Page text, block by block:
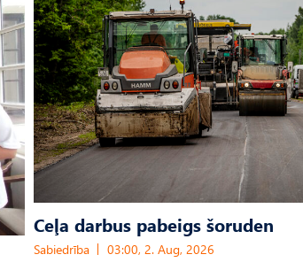
Ceļa darbus pabeigs šoruden
Sabiedrība 03:00, 2. Aug, 2026